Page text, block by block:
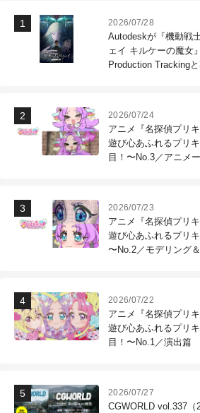
2026/07/28
Autodeskが『機動戦
ェイ キルケーの魔女
Production Tracking
2026/07/24
アニメ『名探偵プリ
遊び心あふれるプリ
目！〜No.3／アニメ
2026/07/23
アニメ『名探偵プリ
遊び心あふれるプリ
〜No.2／モデリング
2026/07/22
アニメ『名探偵プリ
遊び心あふれるプリ
目！〜No.1／演出篇
2026/07/27
CGWORLD vol.337（